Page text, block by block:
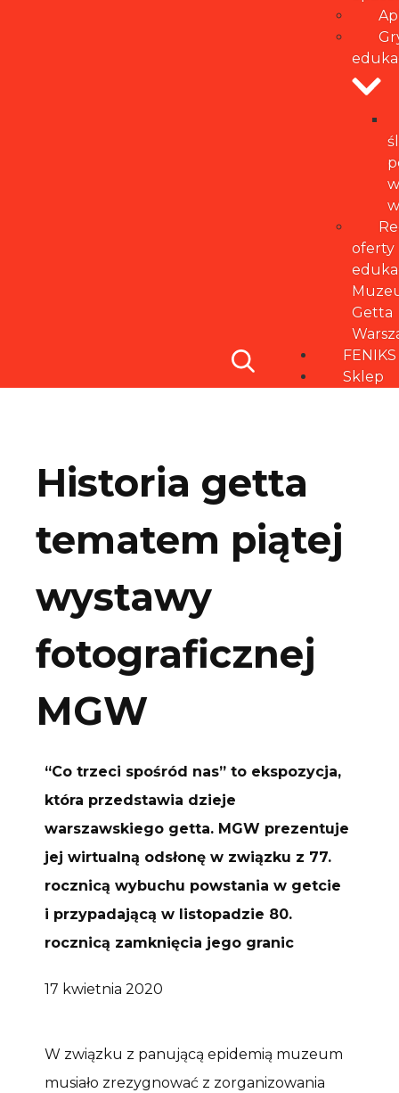
oferty
Getta
FENIKS
Sklep
Historia getta
tematem piątej
wystawy
fotograficznej
MGW
“Co trzeci spośród nas” to ekspozycja,
która przedstawia dzieje
warszawskiego getta. MGW prezentuje
jej wirtualną odsłonę w związku z 77.
rocznicą wybuchu powstania w getcie
i przypadającą w listopadzie 80.
rocznicą zamknięcia jego granic
17 kwietnia 2020
W związku z panującą epidemią muzeum
musiało zrezygnować z zorganizowania